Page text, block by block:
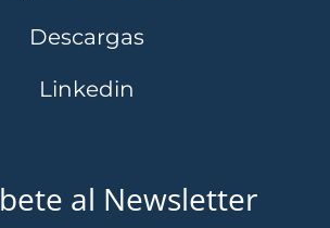
Descargas
Linkedin
al Newsletter